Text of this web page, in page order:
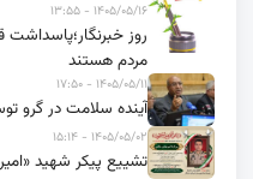
۱۴۰۵/۰۵/۱۶ - ۱۳:۵۵
روز
مردم هستند
۱۴۰۵/۰۵/۱۱ - ۱۷:۵۰
آینده سلامت در گرو
۱۴۰۵/۰۵/۰۲ - ۱۵:۱۴
تشییع پیکر شهید